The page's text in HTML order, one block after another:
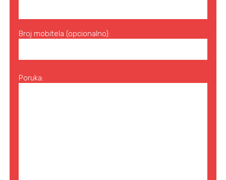
Broj mobitela (opcionalno):
Poruka: